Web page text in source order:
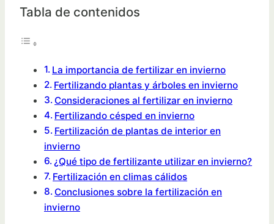
Tabla de contenidos
La importancia de fertilizar en invierno
Fertilizando plantas y árboles en invierno
Consideraciones al fertilizar en invierno
Fertilizando césped en invierno
Fertilización de plantas de interior en
invierno
¿Qué tipo de fertilizante utilizar en invierno?
Fertilización en climas cálidos
Conclusiones sobre la fertilización en
invierno